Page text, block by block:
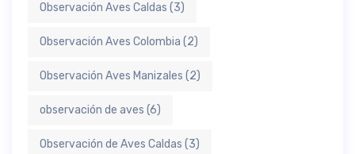
Observación Aves Caldas (3)
Observación Aves Colombia (2)
Observación Aves Manizales (2)
observación de aves (6)
Observación de Aves Caldas (3)